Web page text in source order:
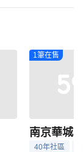
1筆在售
南京華城
40年社區